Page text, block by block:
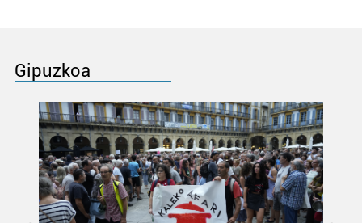
Gipuzkoa